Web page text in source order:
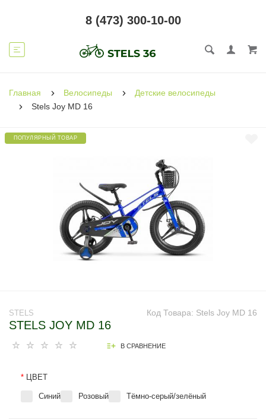
8 (473) 300-10-00
Главная Велосипеды
Детские велосипеды
Stels Joy MD 16
ПОПУЛЯРНЫЙ ТОВАР
Код Товара: Stels Joy MD 16
STELS
STELS JOY MD 16
В СРАВНЕНИЕ
* ЦВЕТ
Синий Розовый Тёмно-серый/зелёный